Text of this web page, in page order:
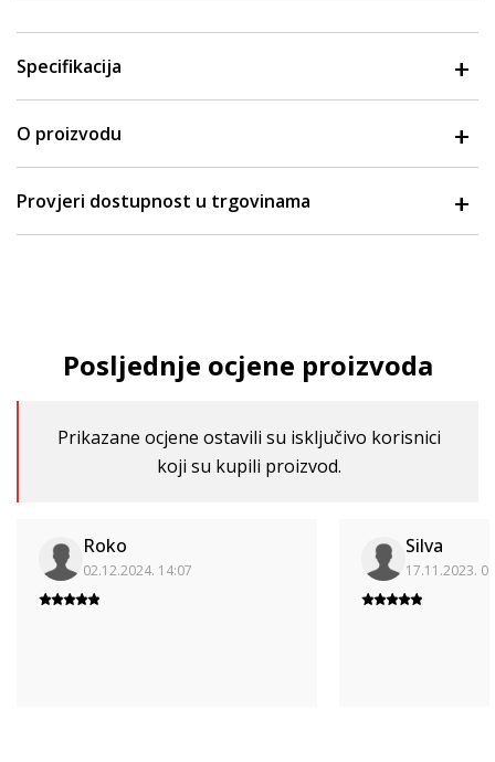
Specifikacija
O proizvodu
Provjeri dostupnost u trgovinama
Posljednje ocjene proizvoda
Prikazane ocjene ostavili su isključivo korisnici
koji su kupili proizvod.
Roko
02.12.2024. 14:07
Silva
17.11.2023.